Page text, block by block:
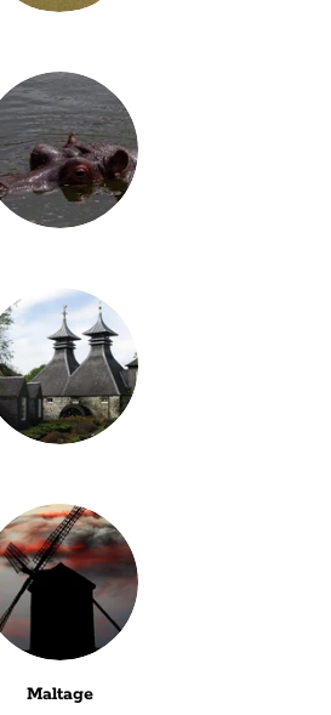
Maltage